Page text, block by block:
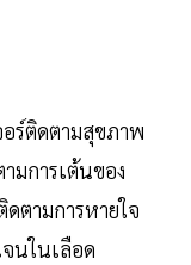
ร์ติดตามสุขภาพ
มการเต้นของ
ตามการหายใจ
นในเลือด